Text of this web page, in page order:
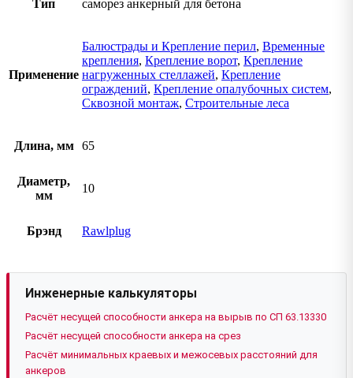
Тип саморез анкерный для бетона
Применение
Балюстрады и Крепление перил, Временные
крепления, Крепление ворот, Крепление
нагруженных стеллажей, Крепление
ограждений, Крепление опалубочных систем,
Сквозной монтаж, Строительные леса
Длина, мм 65
Диаметр,
мм
10
Брэнд Rawlplug
Инженерные калькуляторы
Расчёт несущей способности анкера на вырыв по СП 63.13330
Расчёт несущей способности анкера на срез
Расчёт минимальных краевых и межосевых расстояний для
анкеров